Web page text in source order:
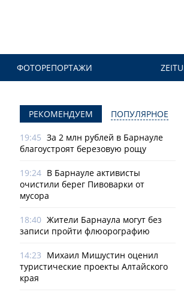
ФОТОРЕПОРТАЖИ
РЕКОМЕНДУЕМ ПОПУЛЯРНОЕ
19:45 За 2 млн рублей в Барнауле
благоустроят березовую рощу
19:24 В Барнауле активисты
очистили берег Пивоварки от
мусора
18:40 Жители Барнаула могут без
записи пройти флюорографию
14:23 Михаил Мишустин оценил
туристические проекты Алтайского
края